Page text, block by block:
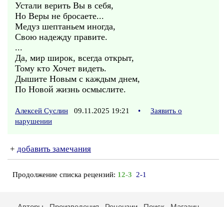
Устали верить Вы в себя,
Но Веры не бросаете...
Медуз шептаньем иногда,
Свою надежду правите.
...
Да, мир широк, всегда открыт,
Тому кто Хочет видеть.
Дышите Новым с каждым днем,
По Новой жизнь осмыслите.
Алексей Суслин 09.11.2025 19:21 •
Заявить о
нарушении
+ добавить замечания
Продолжение списка рецензий: 12-3 2-1